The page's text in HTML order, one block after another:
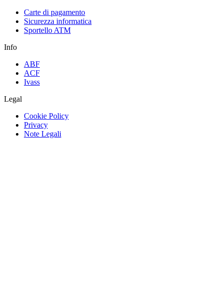
Carte di pagamento
Sicurezza informatica
Sportello ATM
Info
ABF
ACF
Ivass
Legal
Cookie Policy
Privacy
Note Legali